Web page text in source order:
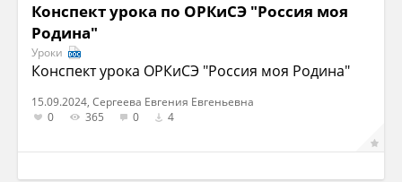
Конспект урока по ОРКиСЭ "Россия моя
Родина"
Уроки
Конспект урока ОРКиСЭ "Россия моя Родина"
15.09.2024, Сергеева Евгения Евгеньевна
0
365 0 4